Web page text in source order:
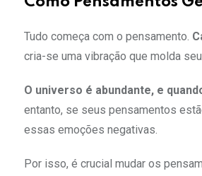
Tudo começa com o pensamento.
cria-se uma vibração que molda
O universo é abundante, e
entanto, se seus pensamentos
essas emoções negativas.
Por isso, é crucial mudar os